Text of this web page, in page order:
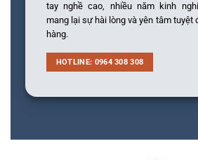
tay nghề cao, nhiều năm kinh
mang lại sự hài lòng và yên tâm tuyệt
hàng.
HOTLINE: 0964 308 308